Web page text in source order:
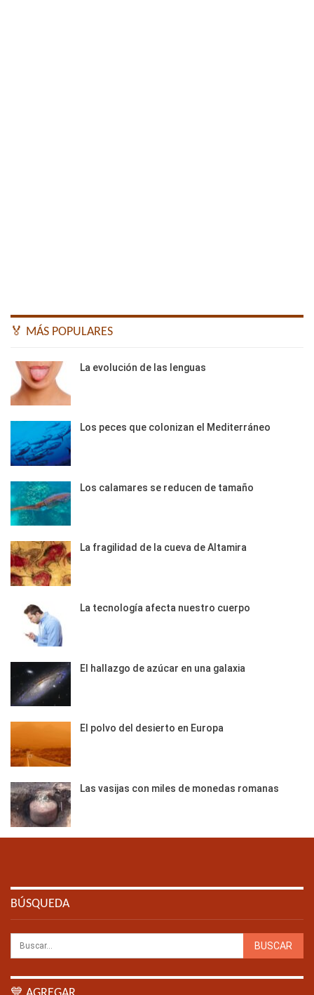
🏅 MÁS POPULARES
La evolución de las lenguas
Los peces que colonizan el Mediterráneo
Los calamares se reducen de tamaño
La fragilidad de la cueva de Altamira
La tecnología afecta nuestro cuerpo
El hallazgo de azúcar en una galaxia
El polvo del desierto en Europa
Las vasijas con miles de monedas romanas
BÚSQUEDA